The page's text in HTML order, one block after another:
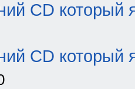
CD который
CD который